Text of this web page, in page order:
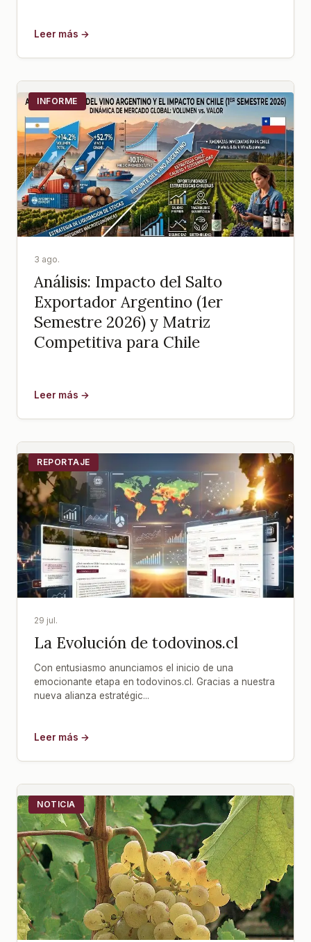
Leer más →
INFORME
3 ago.
Análisis: Impacto del Salto
Exportador Argentino (1er
Semestre 2026) y Matriz
Competitiva para Chile
Leer más →
REPORTAJE
29 jul.
La Evolución de todovinos.cl
Con entusiasmo anunciamos el inicio de una
emocionante etapa en todovinos.cl. Gracias a nuestra
nueva alianza estratégic...
Leer más →
NOTICIA